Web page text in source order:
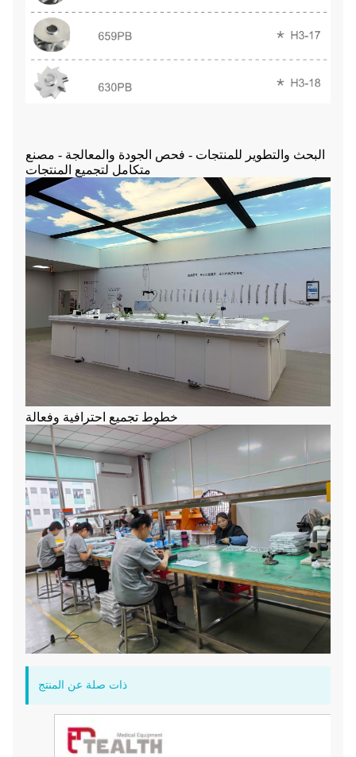
البحث والتطوير للمنتجات - فحص الجودة والمعالجة - مصنع
متكامل لتجميع المنتجات
خطوط تجميع احترافية وفعالة
ذات صلة عن المنتج